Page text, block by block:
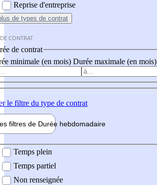
Reprise d'entreprise
de types de contrat
CONTRAT
de contrat
minimale (en mois) Durée maximale (en mois)
le filtre du type de contrat
filtres de Durée hebdomadaire
Temps plein
Temps partiel
Non renseignée